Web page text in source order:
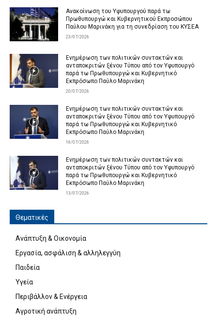
Ανακοίνωση του Υφυπουργού παρά τω
Πρωθυπουργώ και Κυβερνητικού Εκπροσώπου
Παύλου Μαρινάκη για τη συνεδρίαση του ΚΥΣΕΑ
23/07/2026
Ενημέρωση των πολιτικών συντακτών και
ανταποκριτών ξένου Τύπου από τον Υφυπουργό
παρά τω Πρωθυπουργώ και Κυβερνητικό
Εκπρόσωπο Παύλο Μαρινάκη
20/07/2026
Ενημέρωση των πολιτικών συντακτών και
ανταποκριτών ξένου Τύπου από τον Υφυπουργό
παρά τω Πρωθυπουργώ και Κυβερνητικό
Εκπρόσωπο Παύλο Μαρινάκη
16/07/2026
Ενημέρωση των πολιτικών συντακτών και
ανταποκριτών ξένου Τύπου από τον Υφυπουργό
παρά τω Πρωθυπουργώ και Κυβερνητικό
Εκπρόσωπο Παύλο Μαρινάκη
13/07/2026
Θεματικές
Ανάπτυξη & Οικονομία
Εργασία, ασφάλιση & αλληλεγγύη
Παιδεία
Υγεία
Περιβάλλον & Ενέργεια
Αγροτική ανάπτυξη